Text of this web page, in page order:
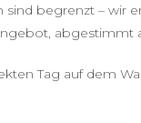
begrenzt – wir
abgestimmt
Tag auf dem